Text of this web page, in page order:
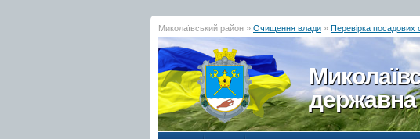
Миколаївський район » Очищення влади » Перевірка посадових
державна